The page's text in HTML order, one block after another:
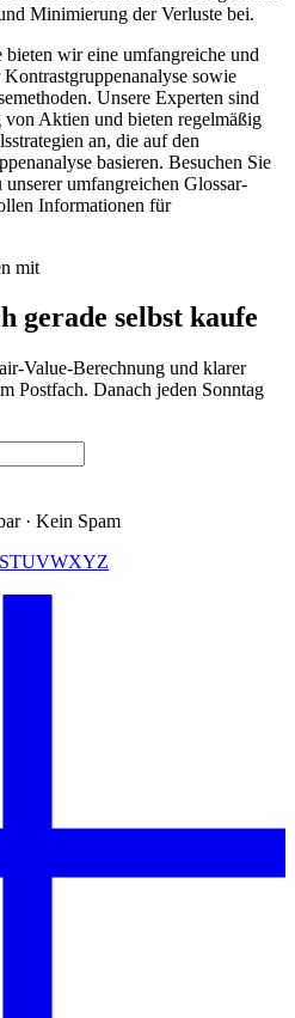
Minimierung der Verluste bei.
wir eine umfangreiche und
sowie
Unsere Experten sind
Aktien und bieten regelmäßig
an, die auf den
basieren. Besuchen Sie
umfangreichen Glossar-
Informationen für
mit
gerade selbst kaufe
Value-Berechnung und klarer
Postfach. Danach jeden Sonntag
· Kein Spam
STUVWXYZ